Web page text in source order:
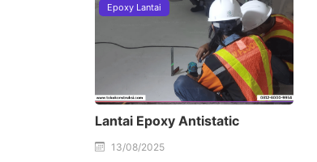
Epoxy Lantai
Lantai Epoxy Antistatic
13/08/2025